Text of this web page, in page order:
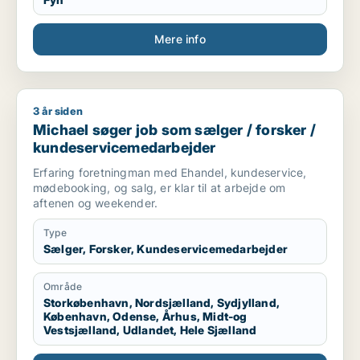
ungeområdet, ligeledes på
socialrådgiveruddannelsen.
Mere info
Michael søger job som sælger / forsker /
3 år siden
Michael søger job som sælger / forsker /
kundeservicemedarbejder
Erfaring foretningman med Ehandel, kundeservice,
mødebooking, og salg, er klar til at arbejde om
aftenen og weekender.
Type
Sælger, Forsker, Kundeservicemedarbejder
Område
Storkøbenhavn, Nordsjælland, Sydjylland,
København, Odense, Århus, Midt-og
Vestsjælland, Udlandet, Hele Sjælland